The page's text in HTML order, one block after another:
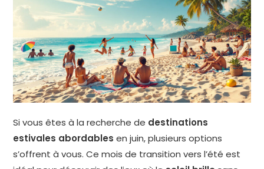
Si vous êtes à la recherche de destinations
estivales abordables en juin, plusieurs options
s’offrent à vous. Ce mois de transition vers l’été est